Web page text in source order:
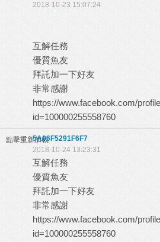
2018-10-23 15:07:24
互解任務
優質魚友
拜託加一下好友
非常感謝
https://www.facebook.com/
id=100000255558760
點擊重新加載5A06F5291F6F7
2018-10-24 13:23:31
互解任務
優質魚友
拜託加一下好友
非常感謝
https://www.facebook.com/
id=100000255558760